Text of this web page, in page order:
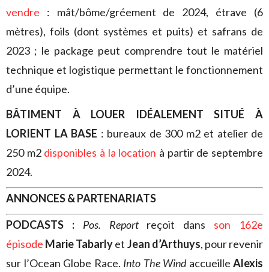
vendre : mât/bôme/gréement de 2024, étrave (6
mètres), foils (dont systèmes et puits) et safrans de
2023 ; le package peut comprendre tout le matériel
technique et logistique permettant le fonctionnement
d’une équipe.
BÂTIMENT À LOUER IDÉALEMENT SITUÉ À
LORIENT LA BASE : bureaux de 300 m2 et atelier de
250 m2 disponibles à la location à partir de septembre
2024.
ANNONCES & PARTENARIATS
PODCASTS :
Pos. Reportreçoit dans son 162e
épisode Marie Tabarlyet Jean d’Arthuys, pour revenir
sur l’Ocean Globe Race. Into The Windaccueille Alexis